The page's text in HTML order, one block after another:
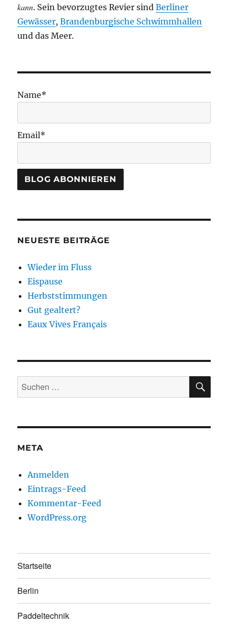
kann. Sein bevorzugtes Revier sindBerliner
Gewässer,Brandenburgische Schwimmhallen
und das Meer.
Name*
Email*
NEUESTE BEITRÄGE
Wieder im Fluss
Eispause
Herbststimmungen
Gut gealtert?
Eaux Vives Français
Suchen
nach:
META
Anmelden
Eintrags-Feed
Kommentar-Feed
WordPress.org
Startseite
Berlin
Paddeltechnik